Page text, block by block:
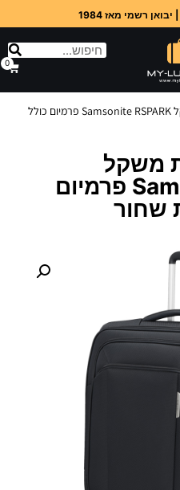
רשמי מאז 1984
0
מזוודת טרולי קלת משקל Samsonite RSPARK פרמיום כולל
משקל
Samsonite RSPARK פרמיום
שחור